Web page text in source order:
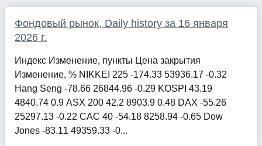
Фондовый рынок, Daily history за 16 января
2026 г.
Индекс Изменение, пункты Цена закрытия
Изменение, % NIKKEI 225 -174.33 53936.17 -0.32
Hang Seng -78.66 26844.96 -0.29 KOSPI 43.19
4840.74 0.9 ASX 200 42.2 8903.9 0.48 DAX -55.26
25297.13 -0.22 CAC 40 -54.18 8258.94 -0.65 Dow
Jones -83.11 49359.33 -0...